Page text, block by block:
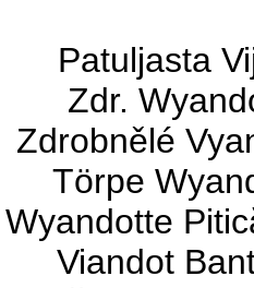
Patuljasta
Zdr.
Zdrobnělé
Törpe
Wyandotte
Viandot